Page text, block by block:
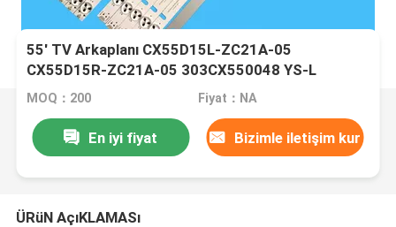
55' TV Arkaplanı CX55D15L-ZC21A-05
CX55D15R-ZC21A-05 303CX550048 YS-L
E469119 için
MOQ：200 Fiyat：NA
En iyi fiyat Bizimle iletişim kur
ÜRüN AçıKLAMASı